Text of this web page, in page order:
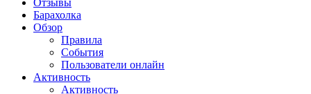
Барахолка
Обзор
Правила
События
Пользователи онлайн
Активность
Активность